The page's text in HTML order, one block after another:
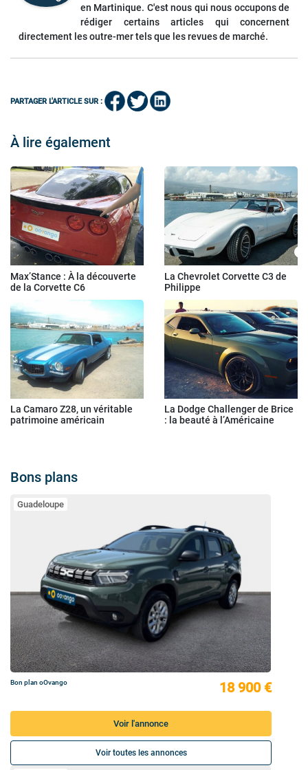
en Martinique. C'est nous qui nous occupons de
rédiger certains articles qui concernent
directement les outre-mer tels que les revues de marché.
PARTAGER L'ARTICLE SUR :
À lire également
Max’Stance : À la découverte
de la Corvette C6
La Chevrolet Corvette C3 de
Philippe
La Camaro Z28, un véritable
patrimoine américain
La Dodge Challenger de Brice
: la beauté à l’Américaine
Bons plans
Guadeloupe
Bon plan oOvango 18 900 €
Voir l'annonce
Voir toutes les annonces